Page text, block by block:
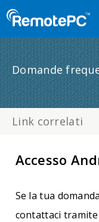
Domande
Link correlati
Accesso
Se la tua
contattaci